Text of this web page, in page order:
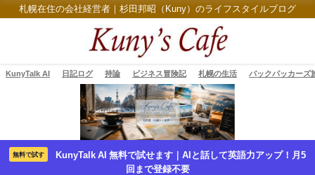
札幌在住の会社経営者｜杉田邦昭（Kuny）のライフスタイルブログ
KunyTalk AI 日記ログ 持論 ビジネス冒険記 札幌の生活 バックパッカーズ
無料で試す
KunyTalk AI 無料で試せます｜AIと話して英語力アップ！月5
回まで登録不要